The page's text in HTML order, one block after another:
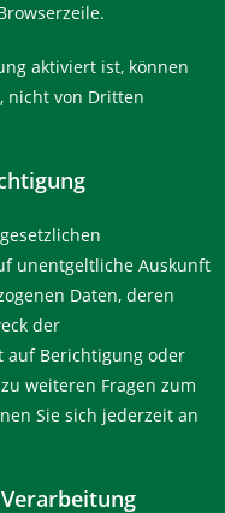
aktiviert ist, können
nicht von Dritten
unentgeltliche Auskunft
Daten, deren
der
auf Berichtigung oder
weiteren Fragen zum
Sie sich jederzeit an